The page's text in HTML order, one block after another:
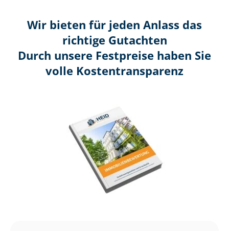
Wir bieten für jeden Anlass das
richtige Gutachten
Durch unsere Festpreise haben Sie
volle Kosten­transparenz